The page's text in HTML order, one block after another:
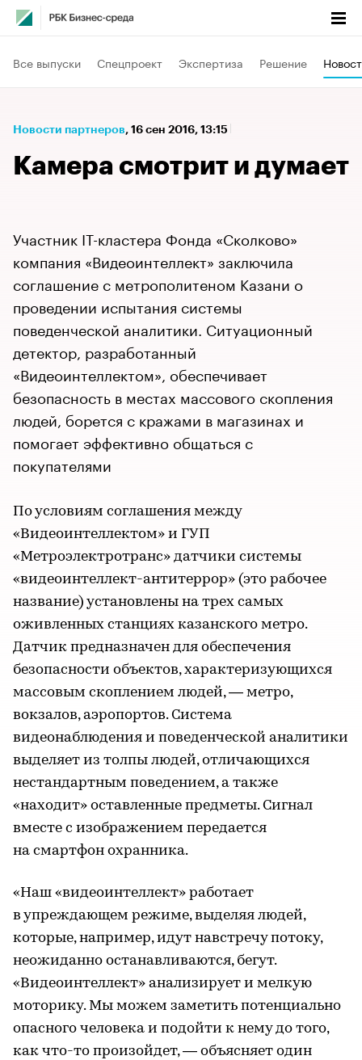
Все выпуски Спецпроект Экспертиза Решение
Новости партнеров⁠, 16 сен 2016, 13:15
Камера смотрит и думает
Участник IT-кластера Фонда «Сколково»
компания «Видеоинтеллект» заключила
соглашение с метрополитеном Казани о
проведении испытания системы
поведенческой аналитики. Ситуационный
детектор, разработанный
«Видеоинтеллектом», обеспечивает
безопасность в местах массового скопления
людей, борется с кражами в магазинах и
помогает эффективно общаться с
покупателями
По условиям соглашения между
«Видеоинтеллектом» и ГУП
«Метроэлектротранс» датчики системы
«видеоинтеллект-антитеррор» (это рабочее
название) установлены на трех самых
оживленных станциях казанского метро.
Датчик предназначен для обеспечения
безопасности объектов, характеризующихся
массовым скоплением людей, — метро,
вокзалов, аэропортов. Система
видеонаблюдения и поведенческой аналитики
выделяет из толпы людей, отличающихся
нестандартным поведением, а также
«находит» оставленные предметы. Сигнал
вместе с изображением передается
на смартфон охранника.
«Наш «видеоинтеллект» работает
в упреждающем режиме, выделяя людей,
которые, например, идут навстречу потоку,
неожиданно останавливаются, бегут.
«Видеоинтеллект» анализирует и мелкую
моторику. Мы можем заметить потенциально
опасного человека и подойти к нему до того,
как что-то произойдет, — объясняет один